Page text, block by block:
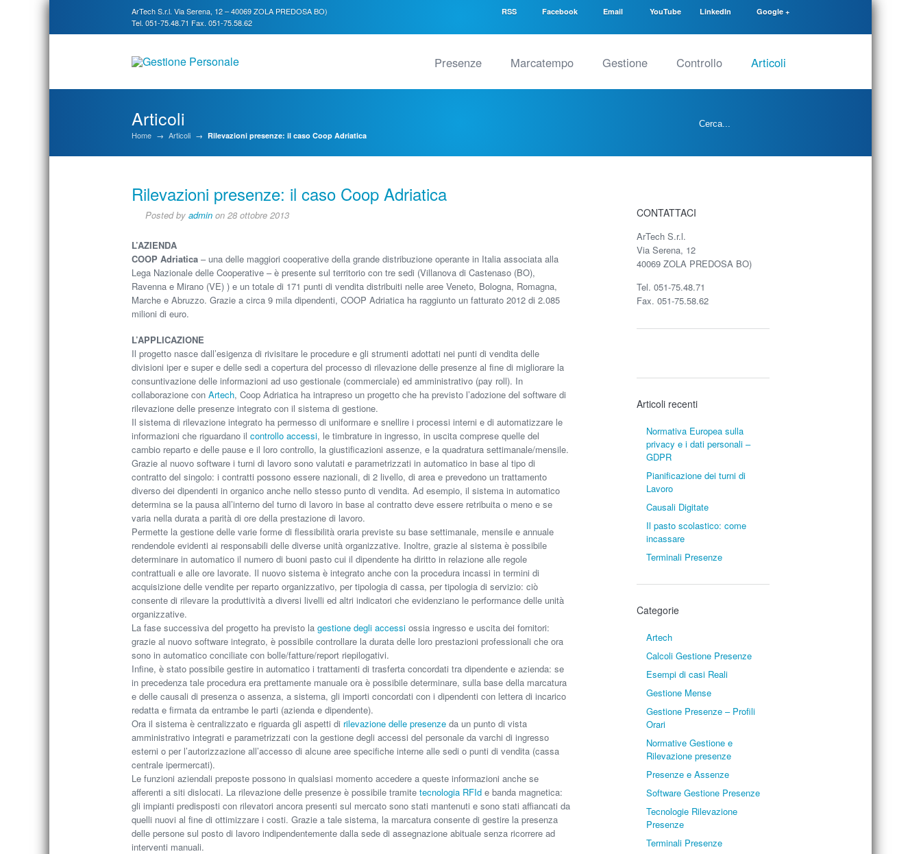
ArTech S.r.l. Via Serena, 12 – 40069 ZOLA PREDOSA BO)
Tel. 051-75.48.71 Fax. 051-75.58.62
RSS Facebook Email YouTube LinkedIn Google +
Presenze Marcatempo Gestione Controllo Articoli
Articoli
Home → Articoli → Rilevazioni presenze: il caso Coop Adriatica
Rilevazioni presenze: il caso Coop Adriatica
Posted by admin on 28 ottobre 2013
L’AZIENDA
COOP Adriatica – una delle maggiori cooperative della grande distribuzione operante in Italia associata alla
Lega Nazionale delle Cooperative – è presente sul territorio con tre sedi (Villanova di Castenaso (BO),
Ravenna e Mirano (VE) ) e un totale di 171 punti di vendita distribuiti nelle aree Veneto, Bologna, Romagna,
Marche e Abruzzo. Grazie a circa 9 mila dipendenti, COOP Adriatica ha raggiunto un fatturato 2012 di 2.085
milioni di euro.
L’APPLICAZIONE
Il progetto nasce dall’esigenza di rivisitare le procedure e gli strumenti adottati nei punti di vendita delle
divisioni iper e super e delle sedi a copertura del processo di rilevazione delle presenze al fine di migliorare la
consuntivazione delle informazioni ad uso gestionale (commerciale) ed amministrativo (pay roll). In
collaborazione con Artech, Coop Adriatica ha intrapreso un progetto che ha previsto l’adozione del software di
rilevazione delle presenze integrato con il sistema di gestione.
Il sistema di rilevazione integrato ha permesso di uniformare e snellire i processi interni e di automatizzare le
informazioni che riguardano il controllo accessi, le timbrature in ingresso, in uscita comprese quelle del
cambio reparto e delle pause e il loro controllo, la giustificazioni assenze, e la quadratura settimanale/mensile.
Grazie al nuovo software i turni di lavoro sono valutati e parametrizzati in automatico in base al tipo di
contratto del singolo: i contratti possono essere nazionali, di 2 livello, di area e prevedono un trattamento
diverso dei dipendenti in organico anche nello stesso punto di vendita. Ad esempio, il sistema in automatico
determina se la pausa all’interno del turno di lavoro in base al contratto deve essere retribuita o meno e se
varia nella durata a parità di ore della prestazione di lavoro.
Permette la gestione delle varie forme di flessibilità oraria previste su base settimanale, mensile e annuale
rendendole evidenti ai responsabili delle diverse unità organizzative. Inoltre, grazie al sistema è possibile
determinare in automatico il numero di buoni pasto cui il dipendente ha diritto in relazione alle regole
contrattuali e alle ore lavorate. Il nuovo sistema è integrato anche con la procedura incassi in termini di
acquisizione delle vendite per reparto organizzativo, per tipologia di cassa, per tipologia di servizio: ciò
consente di rilevare la produttività a diversi livelli ed altri indicatori che evidenziano le performance delle unità
organizzative.
La fase successiva del progetto ha previsto la gestione degli accessi ossia ingresso e uscita dei fornitori:
grazie al nuovo software integrato, è possibile controllare la durata delle loro prestazioni professionali che ora
sono in automatico conciliate con bolle/fatture/report riepilogativi.
Infine, è stato possibile gestire in automatico i trattamenti di trasferta concordati tra dipendente e azienda: se
in precedenza tale procedura era prettamente manuale ora è possibile determinare, sulla base della marcatura
e delle causali di presenza o assenza, a sistema, gli importi concordati con i dipendenti con lettera di incarico
redatta e firmata da entrambe le parti (azienda e dipendente).
Ora il sistema è centralizzato e riguarda gli aspetti di rilevazione delle presenze da un punto di vista
amministrativo integrati e parametrizzati con la gestione degli accessi del personale da varchi di ingresso
esterni o per l’autorizzazione all’accesso di alcune aree specifiche interne alle sedi o punti di vendita (cassa
centrale ipermercati).
Le funzioni aziendali preposte possono in qualsiasi momento accedere a queste informazioni anche se
afferenti a siti dislocati. La rilevazione delle presenze è possibile tramite tecnologia RFId e banda magnetica:
gli impianti predisposti con rilevatori ancora presenti sul mercato sono stati mantenuti e sono stati affiancati da
quelli nuovi al fine di ottimizzare i costi. Grazie a tale sistema, la marcatura consente di gestire la presenza
delle persone sul posto di lavoro indipendentemente dalla sede di assegnazione abituale senza ricorrere ad
interventi manuali.
CONTATTACI
ArTech S.r.l.
Via Serena, 12
40069 ZOLA PREDOSA BO)
Tel. 051-75.48.71
Fax. 051-75.58.62
Articoli recenti
Normativa Europea sulla
privacy e i dati personali –
GDPR
Pianificazione dei turni di
Lavoro
Causali Digitate
Il pasto scolastico: come
incassare
Terminali Presenze
Categorie
Artech
Calcoli Gestione Presenze
Esempi di casi Reali
Gestione Mense
Gestione Presenze – Profili
Orari
Normative Gestione e
Rilevazione presenze
Presenze e Assenze
Software Gestione Presenze
Tecnologie Rilevazione
Presenze
Terminali Presenze